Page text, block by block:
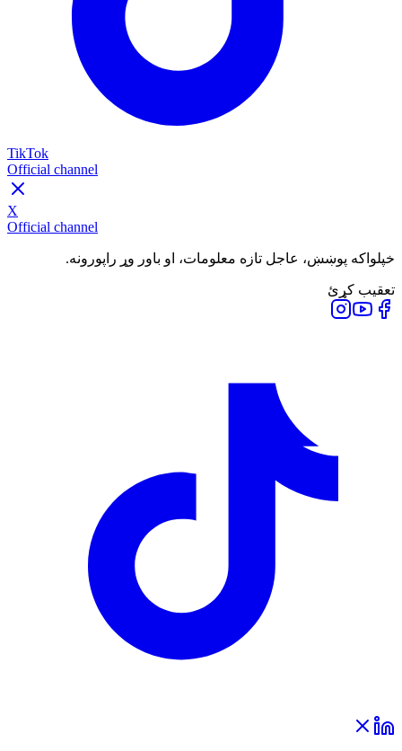
TikTok
Official channel
X
Official channel
خپلواکه پوښښ، عاجل تازه معلومات، او باور وړ راپورونه.
تعقیب کړئ